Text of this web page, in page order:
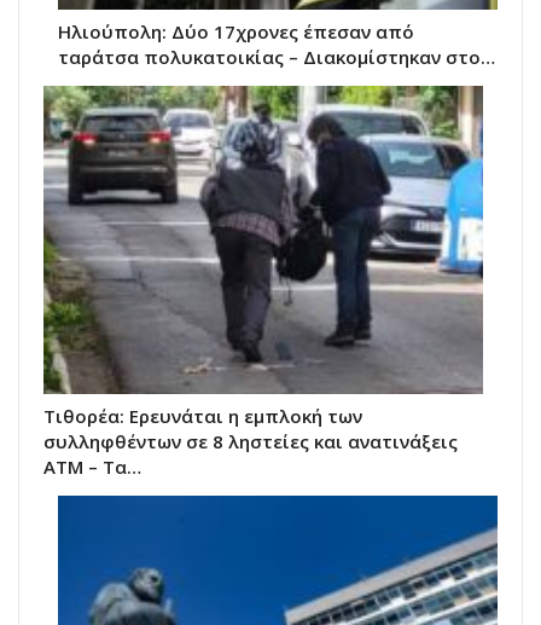
Ηλιούπολη: Δύο 17χρονες έπεσαν από
ταράτσα πολυκατοικίας – Διακομίστηκαν στο…
Τιθορέα: Ερευνάται η εμπλοκή των
συλληφθέντων σε 8 ληστείες και ανατινάξεις
ΑΤΜ – Τα…